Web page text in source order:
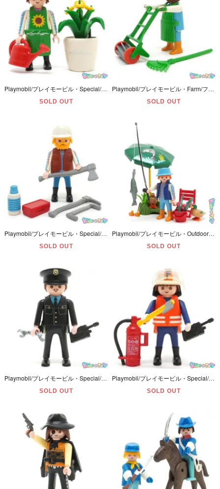
Playmobil/プレイモービル・Special/スペシャル・City Life/シティーライフ 「Gardener/ガーデナー/庭師・Lechuza/レチューザ/プランター・園芸」 #4613
SOLD OUT
Playmobil/プレイモービル・Farm/ファーム 「Gardener/ガーデナー/庭師・Lawn mower/ローンモーア/芝刈り機」 #3752
SOLD OUT
Playmobil/プレイモービル・Special/スペシャル・Country/カントリー 「Lumberjack/ランバージャック/木こり」 #4515
SOLD OUT
Playmobil/プレイモービル・Outdoor/アウトドア 「Angler/アングラー・Fisherman/フィッシャーマン・釣り人」 #3864
SOLD OUT
Playmobil/プレイモービル・Special/スペシャル・Police/ポリス 「Police Officer/ポリスオフィサー・警察官」 #4580
SOLD OUT
Playmobil/プレイモービル・Special/スペシャル・Rescue/レスキュー 「Fireman/ファイヤーマン・Fire Fighter/ファイヤーファイター/消防士」 #4578
SOLD OUT